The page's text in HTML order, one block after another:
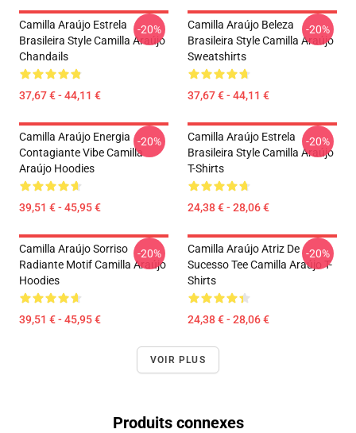
Camilla Araújo Estrela
Brasileira Style Camilla Araújo
Chandails
37,67 € - 44,11 €
-20%
Camilla Araújo Beleza
Brasileira Style Camilla Araújo
Sweatshirts
37,67 € - 44,11 €
-20%
Camilla Araújo Energia
Contagiante Vibe Camilla
Araújo Hoodies
39,51 € - 45,95 €
-20%
Camilla Araújo Estrela
Brasileira Style Camilla Araújo
T-Shirts
24,38 € - 28,06 €
-20%
Camilla Araújo Sorriso
Radiante Motif Camilla Araújo
Hoodies
39,51 € - 45,95 €
-20%
Camilla Araújo Atriz De
Sucesso Tee Camilla Araújo T-
Shirts
24,38 € - 28,06 €
-20%
VOIR PLUS
Produits connexes